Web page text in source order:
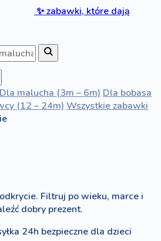
✨zabawki, które dają
Dla malucha (3m – 6m) Dla bobasa
(12 – 24m) Wszystkie zabawki
Filtruj po wieku, marce i
dobry prezent.
24h bezpieczne dla dzieci